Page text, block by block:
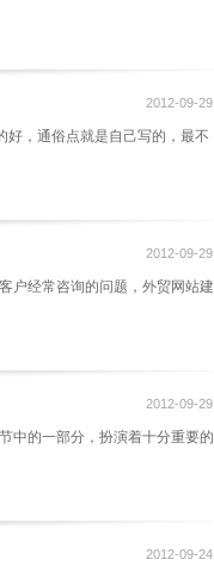
2012-09-29
，通俗点就是自己写的，最不
2012-09-29
户经常咨询的问题，外贸网站建
2012-09-29
中的一部分，扮演着十分重要的
2012-09-24